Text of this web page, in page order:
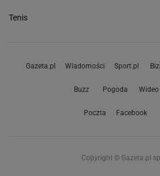
Tenis
Gazeta.pl Wiadomości Sport.pl
Buzz Pogoda Wideo
Poczta Facebook
Copyright © Gazeta.pl